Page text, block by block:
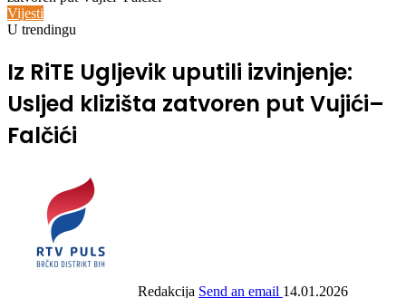
Vijesti
U trendingu
Iz RiTE Ugljevik uputili izvinjenje:
Usljed klizišta zatvoren put Vujići–
Falčići
Redakcija Send an email 14.01.2026